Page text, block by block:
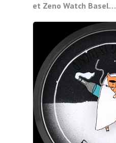
et Zeno Watch Basel…